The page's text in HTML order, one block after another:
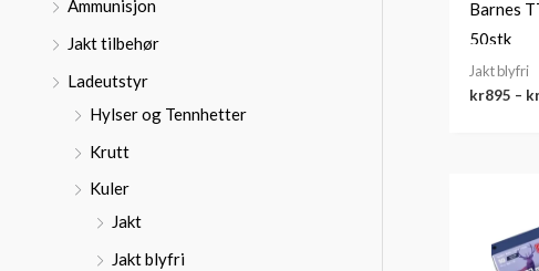
Ammunisjon
Jakt tilbehør
Ladeutstyr
Hylser og Tennhetter
Krutt
Kuler
Jakt
Jakt blyfri
Barnes
50stk
Jakt blyfri
kr895 –